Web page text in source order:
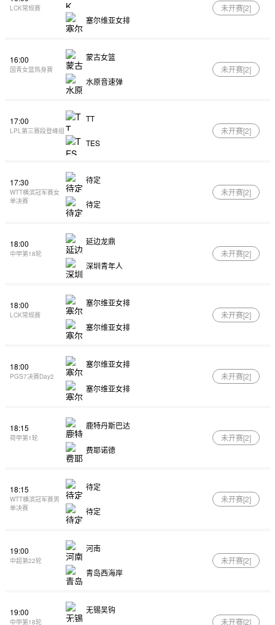
LCK常规赛
塞尔维亚女排
未开赛[2]
16:00
国青女篮热身赛
蒙古女篮
水原音速弹
未开赛[2]
17:00
LPL第三赛段登峰组
TT
TES
未开赛[2]
17:30
WTT横滨冠军赛女
单决赛
待定
待定
未开赛[2]
18:00
中甲第18轮
延边龙鼎
深圳青年人
未开赛[2]
18:00
LCK常规赛
塞尔维亚女排
塞尔维亚女排
未开赛[2]
18:00
PGS7决赛Day2
塞尔维亚女排
塞尔维亚女排
未开赛[2]
18:15
荷甲第1轮
鹿特丹斯巴达
费耶诺德
未开赛[2]
18:15
WTT横滨冠军赛男
单决赛
待定
待定
未开赛[2]
19:00
中超第22轮
河南
青岛西海岸
未开赛[2]
19:00
中甲第18轮
无锡吴钩
未开赛[2]